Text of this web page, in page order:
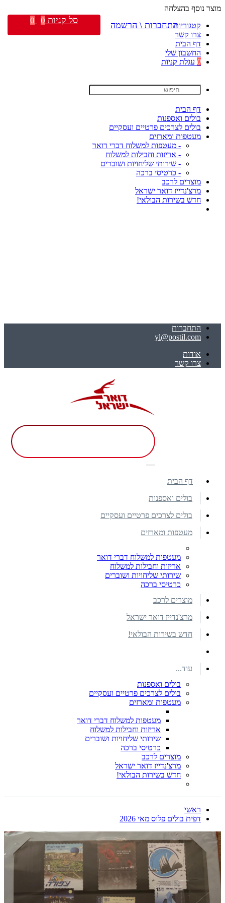
מוצר נוסף בהצלחה
קטגוריות
צרו קשר
דף הבית
החשבון שלי
0 עגלת קניות
דף הבית
בולים ואספנות
בולים לצרכים פרטיים ועסקיים
מעטפות ומארזים
- מעטפות למשלוח דברי דואר
- אריזות וחבילות למשלוח
- שירותי שליחויות ושוברים
- כרטיסי ברכה
מוצרים לרכב
מרצ'נדייז דואר ישראל
חדש בשירות הבולאי!
התחברות
yl@postil.com
אודות
צרו קשר
התחברות \ הרשמה סל קניות 0
0
דף הבית
בולים ואספנות
בולים לצרכים פרטיים ועסקיים
מעטפות ומארזים
מעטפות למשלוח דברי דואר
אריזות וחבילות למשלוח
שירותי שליחויות ושוברים
כרטיסי ברכה
מוצרים לרכב
מרצ'נדייז דואר ישראל
חדש בשירות הבולאי!
עוד...
בולים ואספנות
בולים לצרכים פרטיים ועסקיים
מעטפות ומארזים
מעטפות למשלוח דברי דואר
אריזות וחבילות למשלוח
שירותי שליחויות ושוברים
כרטיסי ברכה
מוצרים לרכב
מרצ'נדייז דואר ישראל
חדש בשירות הבולאי!
ראשי
דפית בולים פלוס מאי 2026